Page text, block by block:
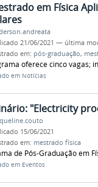
em Física
21/06/2021 — última
em: pós-graduação,
oferece cinco vagas;
em Notícias
"Electricity
15/06/2021
em: mestrado física
de Pós-Graduação em
em Eventos